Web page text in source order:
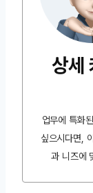
상세
업무에 특화
싶으시다면,
과 니즈에